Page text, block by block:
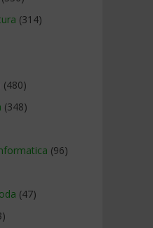
(314)
(480)
(348)
(96)
(47)